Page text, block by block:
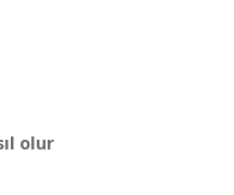
olur